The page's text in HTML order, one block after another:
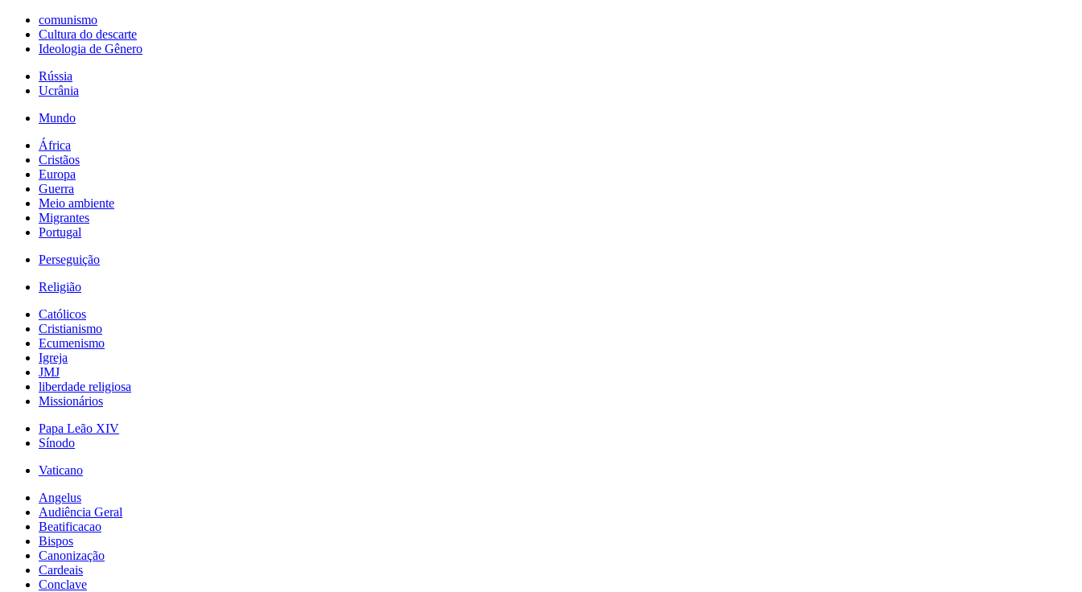
comunismo
Cultura do descarte
Ideologia de Gênero
Rússia
Ucrânia
Mundo
África
Cristãos
Europa
Guerra
Meio ambiente
Migrantes
Portugal
Perseguição
Religião
Católicos
Cristianismo
Ecumenismo
Igreja
JMJ
liberdade religiosa
Missionários
Papa Leão XIV
Sínodo
Vaticano
Angelus
Audiência Geral
Beatificacao
Bispos
Canonização
Cardeais
Conclave